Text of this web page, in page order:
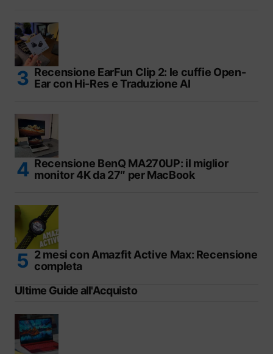
Recensione EarFun Clip 2: le cuffie Open-
Ear con Hi-Res e Traduzione AI
Recensione BenQ MA270UP: il miglior
monitor 4K da 27″ per MacBook
2 mesi con Amazfit Active Max: Recensione
completa
Ultime Guide all'Acquisto